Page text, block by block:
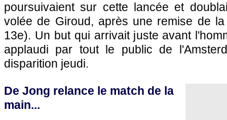
poursuivaient sur cette lancée et
volée de Giroud, après une remise de
13e). Un but qui arrivait juste avant
applaudi par tout le public de
disparition jeudi.
De Jong relance le match de la
main...